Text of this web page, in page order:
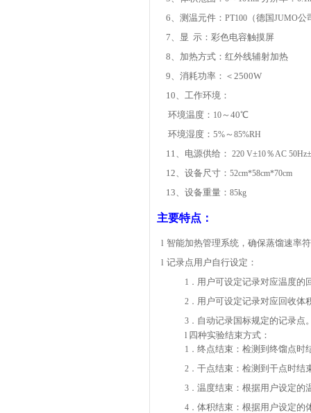
6、测温元件： PT100 （德国JUMO公
7、显 示： 彩色电容触摸屏
8、加热方式：红外线辅射加热
9、 消耗功率：＜2500W
10、 工作环境：
环境温度： 10 ～40℃
环境湿度：5% ～ 85%RH
11、电源供给： 220 V±10％AC 50Hz±
12、设备尺寸： 52cm*58cm*70cm
13、设备重量： 85kg
主要特点：
l 智能加热管理系统，确保蒸馏速率
l 记录点用户自行设定：
1． 用户可设定记录对应温度的
2． 用户可设定记录对应回收体
3． 自动记录国标规定的记录点
l 四种实验结束方式：
1． 终点结束：检测到终馏点时
2． 干点结束：检测到干点时结
3． 温度结束：根据用户设定的
4． 体积结束：根据用户设定的